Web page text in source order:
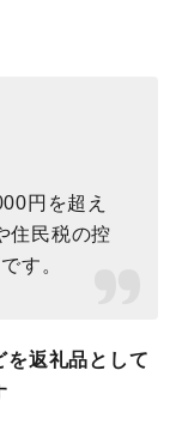
円を超え
住民税の控
す。
を返礼品として